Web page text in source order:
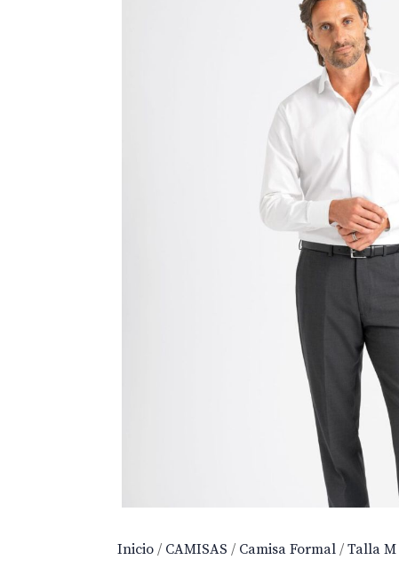
Inicio / CAMISAS / Camisa Formal / Talla M